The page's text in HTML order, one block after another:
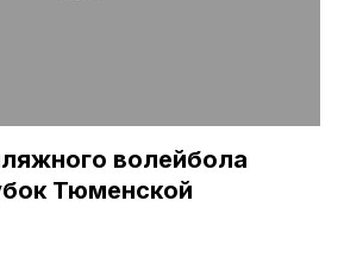
волейбола
Тюменской